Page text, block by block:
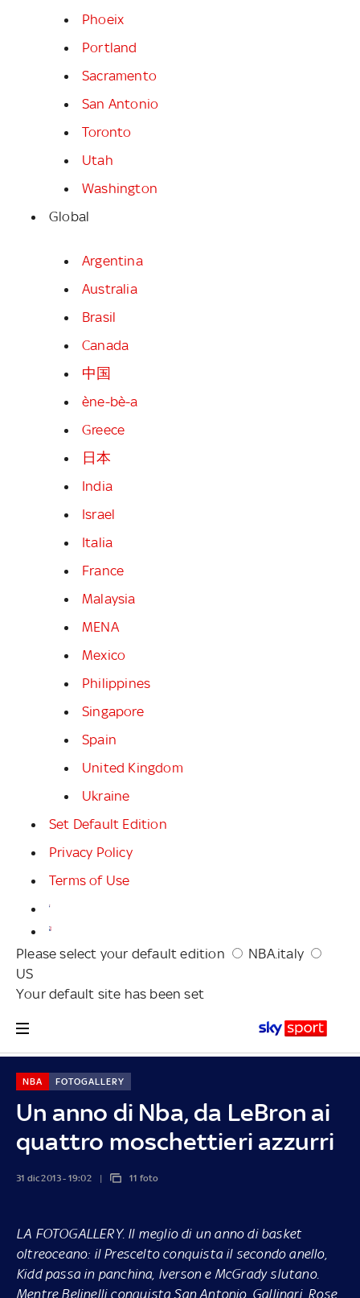
Phoeix
Portland
Sacramento
San Antonio
Toronto
Utah
Washington
Global
Argentina
Australia
Brasil
Canada
中国
ène-bè-a
Greece
日本
India
Israel
Italia
France
Malaysia
MENA
Mexico
Philippines
Singapore
Spain
United Kingdom
Ukraine
Set Default Edition
Privacy Policy
Terms of Use
Please select your default edition
NBA.italy
US
Your default site has been set
Un anno di Nba, da LeBron ai
quattro moschettieri azzurri
NBA FOTOGALLERY
31 dic 2013 - 19:02 11 foto
LA FOTOGALLERY. Il meglio di un anno di basket
oltreoceano: il Prescelto conquista il secondo anello,
Kidd passa in panchina, Iverson e McGrady slutano.
Mentre Belinelli conquista San Antonio, Gallinari, Rose